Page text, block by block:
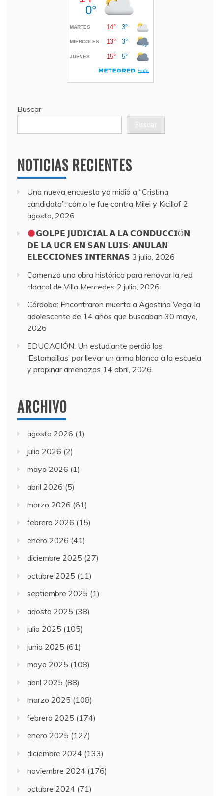
Buscar
Buscar
NOTICIAS RECIENTES
Una nueva encuesta ya midió a “Cristina
candidata”: cómo le fue contra Milei y Kicillof 2
agosto, 2026
𝗚𝗢𝗟𝗣𝗘 𝗝𝗨𝗗𝗜𝗖𝗜𝗔𝗟 𝗔 𝗟𝗔 𝗖𝗢𝗡𝗗𝗨𝗖𝗖𝗜Ó𝗡
𝗗𝗘 𝗟𝗔 𝗨𝗖𝗥 𝗘𝗡 𝗦𝗔𝗡 𝗟𝗨𝗜𝗦: 𝗔𝗡𝗨𝗟𝗔𝗡
𝗘𝗟𝗘𝗖𝗖𝗜𝗢𝗡𝗘𝗦 𝗜𝗡𝗧𝗘𝗥𝗡𝗔𝗦 3 julio, 2026
Comenzó una obra histórica para renovar la red
cloacal de Villa Mercedes 2 julio, 2026
Córdoba: Encontraron muerta a Agostina Vega, la
adolescente de 14 años que buscaban 30 mayo,
2026
EDUCACIÓN: Un estudiante perdió las
‘Estampillas’ por llevar un arma blanca a la escuela
y propinar amenazas 14 abril, 2026
ARCHIVO
agosto 2026 (1)
julio 2026 (2)
mayo 2026 (1)
abril 2026 (5)
marzo 2026 (61)
febrero 2026 (15)
enero 2026 (41)
diciembre 2025 (27)
octubre 2025 (11)
septiembre 2025 (1)
agosto 2025 (38)
julio 2025 (105)
junio 2025 (61)
mayo 2025 (108)
abril 2025 (88)
marzo 2025 (108)
febrero 2025 (174)
enero 2025 (127)
diciembre 2024 (133)
noviembre 2024 (176)
octubre 2024 (71)